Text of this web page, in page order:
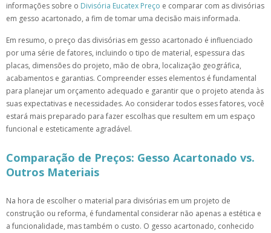
informações sobre o Divisória Eucatex Preço e comparar com as divisórias
em gesso acartonado, a fim de tomar uma decisão mais informada.
Em resumo, o preço das divisórias em gesso acartonado é influenciado
por uma série de fatores, incluindo o tipo de material, espessura das
placas, dimensões do projeto, mão de obra, localização geográfica,
acabamentos e garantias. Compreender esses elementos é fundamental
para planejar um orçamento adequado e garantir que o projeto atenda às
suas expectativas e necessidades. Ao considerar todos esses fatores, você
estará mais preparado para fazer escolhas que resultem em um espaço
funcional e esteticamente agradável.
Comparação de Preços: Gesso Acartonado vs.
Outros Materiais
Na hora de escolher o material para divisórias em um projeto de
construção ou reforma, é fundamental considerar não apenas a estética e
a funcionalidade, mas também o custo. O gesso acartonado, conhecido